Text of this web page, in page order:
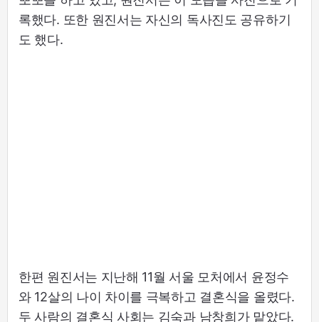
록했다. 또한 원진서는 자신의 독사진도 공유하기
도 했다.
한편 원진서는 지난해 11월 서울 모처에서 윤정수
와 12살의 나이 차이를 극복하고 결혼식을 올렸다.
두 사람의 결혼식 사회는 김숙과 남창희가 맡았다.